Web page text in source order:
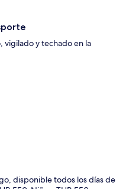
vigilado y techado en la
disponible todos los días de